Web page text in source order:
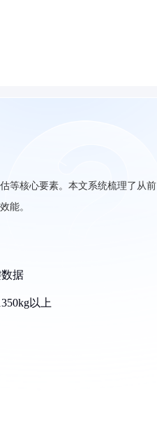
等核心要素。本文系统梳理了从前
能。
据
以上